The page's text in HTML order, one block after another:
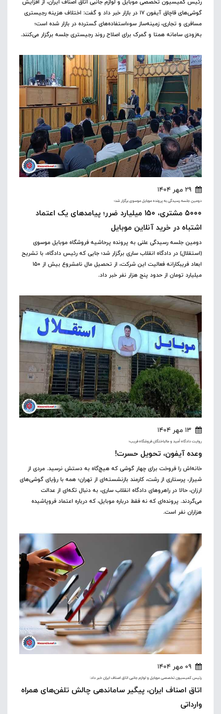
رئیس کمیسیون تخصصی موبایل و لوازم جانبی اتاق اصناف ایران، از افزایش
گوشی‌های قاچاق آیفون ۱۷ در بازار خبر داد و گفت: اختلاف هزینه رجیستری
مسافری و تجاری، زمینه‌ساز سوءاستفاده‌های گسترده در بازار شده است؛
به‌زودی سامانه همتا و گمرک برای اصلاح روند رجیستری جلسه برگزار می‌کنند.
29 مهر 1404
دومین جلسه رسیدگی به پرونده موبایل موسوی برگزار شد؛
۵۰۰۰ مشتری، ۱۵۰ میلیارد ضرر؛ پیامدهای یک اعتماد
اشتباه در خرید آنلاین موبایل
دومین جلسه رسیدگی علنی به پرونده پرحاشیه فروشگاه موبایل موسوی
(استقلال) در دادگاه انقلاب ساری برگزار شد؛ جایی که رئیس دادگاه، با تشریح
ابعاد فریبکارانه فعالیت این شرکت، از تحصیل مال نامشروع بیش از ۱۵۰
میلیارد تومان از حدود پنج هزار نفر خبر داد.
13 مهر 1404
روایت دادگاه اُمید و مالباختگان فروشگاه فریب؛
وعده آیفون، تحویل حسرت!
خانه‌اش را فروخت برای چهار گوشی که هیچ‌گاه به دستش نرسید. مردی از
شیراز، پرستاری از رشت، کارمند بازنشسته‌ای از تهران؛ همه با رؤیای گوشی‌های
ارزان، حالا در راهروهای دادگاه انقلاب ساری، به دنبال تکه‌ای از عدالت
می‌گردند. پرونده‌ای که نه فقط درباره موبایل، که درباره اعتماد فروپاشیده
هزاران نفر است.
09 مهر 1404
رئیس کمیسیون تخصصی موبایل و لوازم جانبی اتاق اصناف ایران خبر داد:
اتاق اصناف ایران، پیگیر ساماندهی چالش تلفن‌های همراه
وارداتی